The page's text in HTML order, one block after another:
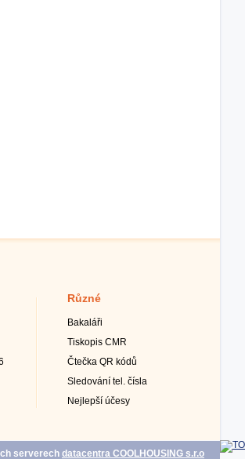
Různé
Bakaláři
Tiskopis CMR
Čtečka QR kódů
Sledování tel. čísla
Nejlepší účesy
serverech datacentra COOLHOUSING s.r.o